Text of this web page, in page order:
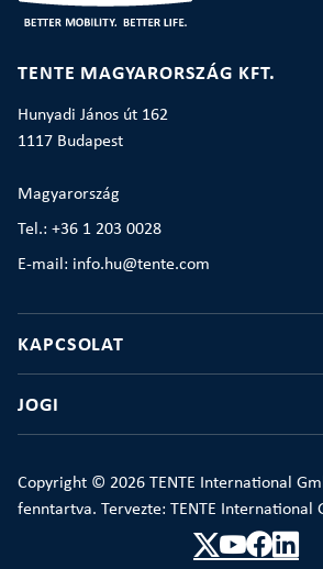
TENTE MAGYARORSZÁG KFT.
Hunyadi János út 162
1117 Budapest
Magyarország
Tel.: +36 1 203 0028
E-mail: info.hu@tente.com
KAPCSOLAT
JOGI
Copyright © 2026 TENTE International
fenntartva. Tervezte: TENTE International